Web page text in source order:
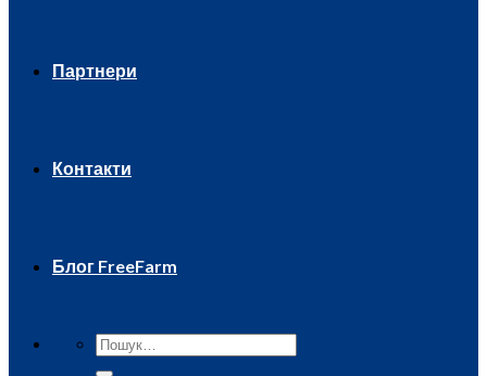
Партнери
Контакти
Блог FreeFarm